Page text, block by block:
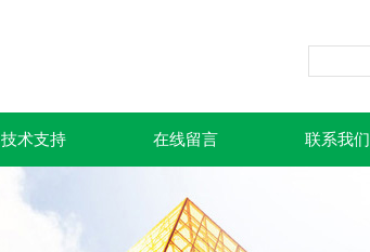
技术支持 在线留言 联系我们